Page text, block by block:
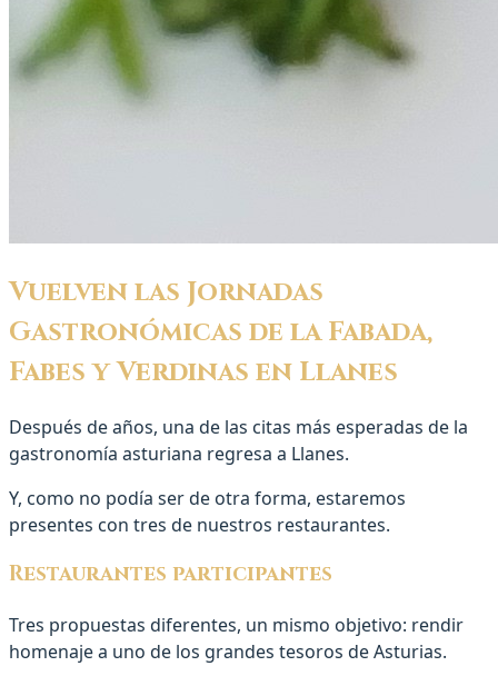
Vuelven las Jornadas
Gastronómicas de la Fabada,
Fabes y Verdinas en Llanes
Después de años, una de las citas más esperadas de la
gastronomía asturiana regresa a Llanes.
Y, como no podía ser de otra forma, estaremos
presentes con tres de nuestros restaurantes.
Restaurantes participantes
Tres propuestas diferentes, un mismo objetivo: rendir
homenaje a uno de los grandes tesoros de Asturias.